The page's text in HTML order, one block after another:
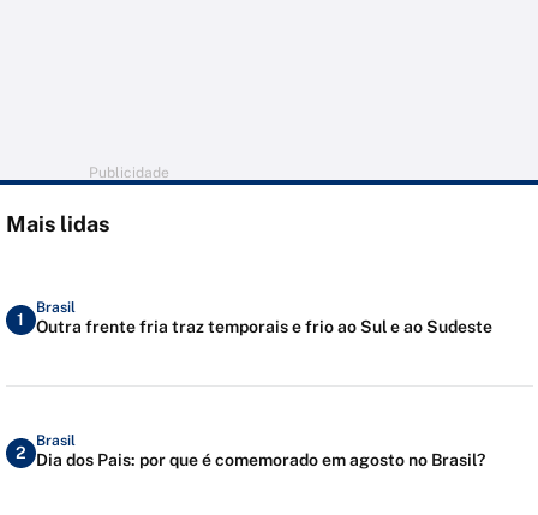
Publicidade
Mais lidas
1
Brasil
Outra frente fria traz temporais e frio ao Sul e ao Sudeste
2
Brasil
Dia dos Pais: por que é comemorado em agosto no Brasil?